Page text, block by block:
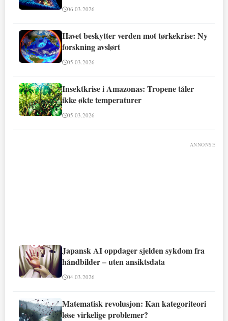
06.03.2026
Havet beskytter verden mot tørkekrise: Ny
forskning avslørt
05.03.2026
Insektkrise i Amazonas: Tropene tåler
ikke økte temperaturer
05.03.2026
ANNONSE
Japansk AI oppdager sjelden sykdom fra
håndbilder – uten ansiktsdata
04.03.2026
Matematisk revolusjon: Kan kategoriteori
løse virkelige problemer?